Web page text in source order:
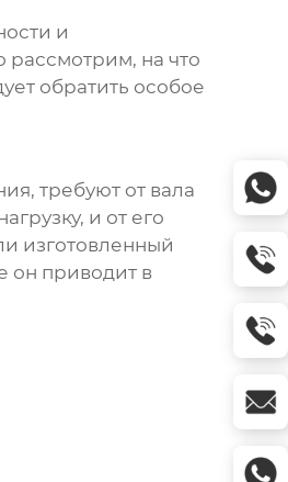
и
рассмотрим, на что
обратить особое
требуют от вала
и от его
изготовленный
он приводит в